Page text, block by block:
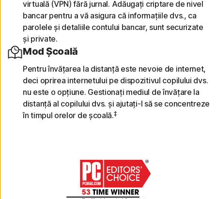
virtuală (VPN) fără jurnal. Adăugați criptare de nivel
bancar pentru a vă asigura că informațiile dvs., ca
parolele și detaliile contului bancar, sunt securizate
și private.
Mod Școală
Pentru învățarea la distanță este nevoie de internet,
deci oprirea internetului pe dispozitivul copilului dvs.
nu este o opțiune. Gestionați mediul de învățare la
distanță al copilului dvs. și ajutați-l să se concentreze
în timpul orelor de școală.‡